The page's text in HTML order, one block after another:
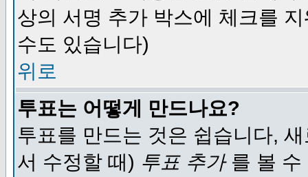
상의 서명 추가 박스에 체크를
수도 있습니다)
위로
투표는 어떻게 만드나요?
투표를 만드는 것은 쉽습니다,
서 수정할 때) 투표 추가를 볼 수